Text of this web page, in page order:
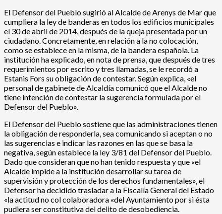
El Defensor del Pueblo sugirió al Alcalde de Arenys de Mar que
cumpliera la ley de banderas en todos los edificios municipales
el 30 de abril de 2014, después de la queja presentada por un
ciudadano. Concretamente, en relación a la no colocación,
como se establece en la misma, de la bandera española. La
institución ha explicado, en nota de prensa, que después de tres
requerimientos por escrito y tres llamadas, se le recordó a
Estanis Fors su obligación de contestar. Según explica, «el
personal de gabinete de Alcaldía comunicó que el Alcalde no
tiene intención de contestar la sugerencia formulada por el
Defensor del Pueblo».
El Defensor del Pueblo sostiene que las administraciones tienen
la obligación de responderla, sea comunicando si aceptan o no
las sugerencias e indicar las razones en las que se basa la
negativa, según establece la ley 3/81 del Defensor del Pueblo.
Dado que consideran que no han tenido respuesta y que «el
Alcalde impide a la institución desarrollar su tarea de
supervisión y protección de los derechos fundamentales», el
Defensor ha decidido trasladar a la Fiscalía General del Estado
«la actitud no col colaboradora «del Ayuntamiento por si ésta
pudiera ser constitutiva del delito de desobediencia.